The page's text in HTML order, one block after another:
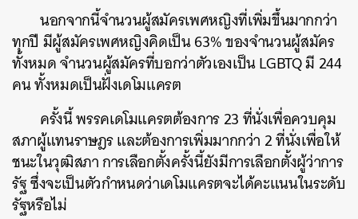
นอกจากนี้จำนวนผู้สมัครเพศหญิงที่เพิ่มขึ้นมากกว่า
ทุกปี มีผู้สมัครเพศหญิงคิดเป็น 63% ของจำนวนผู้สมัคร
ทั้งหมด จำนวนผู้สมัครที่บอกว่าตัวเองเป็น LGBTQ มี 244
คน ทั้งหมดเป็นฝั่งเดโมแครต
ครั้งนี้ พรรคเดโมแครตต้องการ 23 ที่นั่งเพื่อควบคุม
สภาผู้แทนราษฎร และต้องการเพิ่มมากกว่า 2 ที่นั่งเพื่อให้
ชนะในวุฒิสภา การเลือกตั้งครั้งนี้ยังมีการเลือกตั้งผู้ว่าการ
รัฐ ซึ่งจะเป็นตัวกำหนดว่าเดโมแครตจะได้คะแนนในระดับ
รัฐหรือไม่